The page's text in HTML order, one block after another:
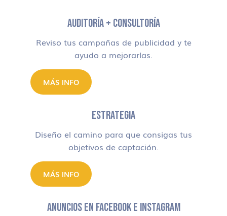
AUDITORÍA + CONSULTORÍA
Reviso tus campañas de publicidad y te
ayudo a mejorarlas.
MÁS INFO
ESTRATEGIA
Diseño el camino para que consigas tus
objetivos de captación.
MÁS INFO
ANUNCIOS EN FACEBOOK E INSTAGRAM